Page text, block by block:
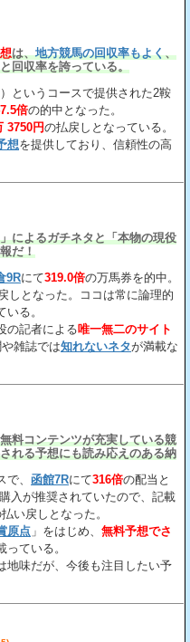
は、地方競馬の回収率もよく、
回収率を誇っている。
）というコースで提供された2鞍
倍の的中となった。
3750円の払戻しとなっている。
想を提供しており、信頼性の高
によるガチネタと「本物の現役
だ！
9Rにて319.0倍の万馬券を的中。
しとなった。ココは常に論理的
る。
の記者による唯一無二のサイト
雑誌では知れないネタが満載な
料コンテンツが充実している競
れる予想にも読み応えのある納
で、 函館7Rにて316倍の配当と
入が推奨されていたので、記載
い戻しとなった。
原点 」をはじめ、 無料予想でさ
っている。
地味だが、今後も注目したい予